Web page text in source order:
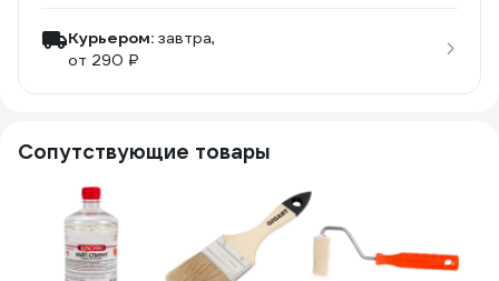
Курьером: завтра,
от 290 ₽
Сопутствующие товары